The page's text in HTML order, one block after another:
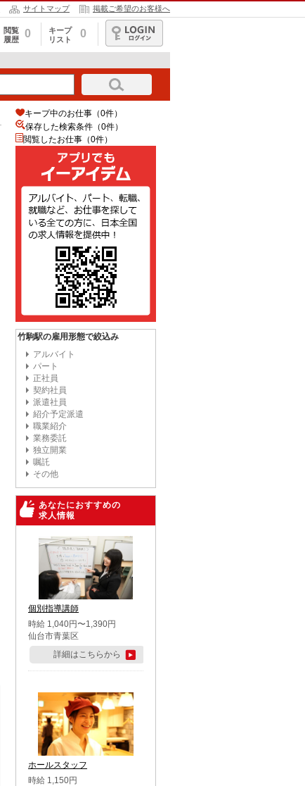
サイトマップ 掲載ご希望のお客様へ
閲覧
履歴
0
キープ
リスト
0
ログイン
キープ中のお仕事（0件）
保存した検索条件（0件）
閲覧したお仕事（0件）
竹駒駅の雇用形態で絞込み
アルバイト
パート
正社員
契約社員
派遣社員
紹介予定派遣
職業紹介
業務委託
独立開業
嘱託
その他
あなたにおすすめの
求人情報
個別指導講師
時給 1,040円〜1,390円
仙台市青葉区
詳細はこちらから
ホールスタッフ
時給 1,150円